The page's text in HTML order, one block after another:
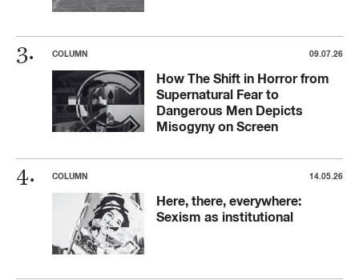
COLUMN 09.07.26
How The Shift in Horror from
Supernatural Fear to
Dangerous Men Depicts
Misogyny on Screen
COLUMN 14.05.26
Here, there, everywhere:
Sexism as institutional